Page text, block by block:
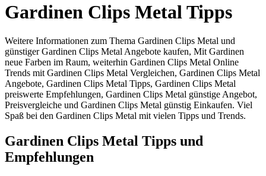
Gardinen Clips Metal Tipps
Weitere Informationen zum Thema Gardinen Clips Metal und
günstiger Gardinen Clips Metal Angebote kaufen, Mit Gardinen
neue Farben im Raum, weiterhin Gardinen Clips Metal Online
Trends mit Gardinen Clips Metal Vergleichen, Gardinen Clips Metal
Angebote, Gardinen Clips Metal Tipps, Gardinen Clips Metal
preiswerte Empfehlungen, Gardinen Clips Metal günstige Angebot,
Preisvergleiche und Gardinen Clips Metal günstig Einkaufen. Viel
Spaß bei den Gardinen Clips Metal mit vielen Tipps und Trends.
Gardinen Clips Metal Tipps und
Empfehlungen